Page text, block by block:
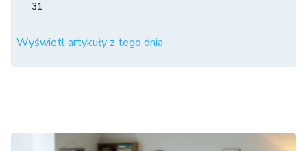
31
Wyświetl artykuły z tego dnia